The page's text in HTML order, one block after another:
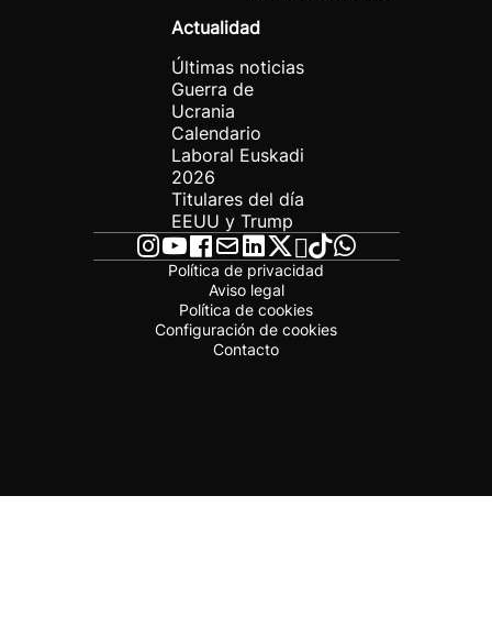
Actualidad
Últimas noticias
Guerra de
Ucrania
Calendario
Laboral Euskadi
2026
Titulares del día
EEUU y Trump
Política de privacidad
Aviso legal
Política de cookies
Configuración de cookies
Contacto